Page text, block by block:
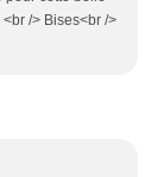
/> Bises<br />